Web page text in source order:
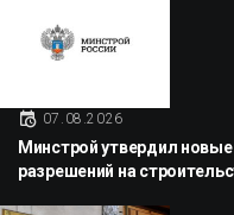
07.08.2026
Минстрой утвердил
разрешений на